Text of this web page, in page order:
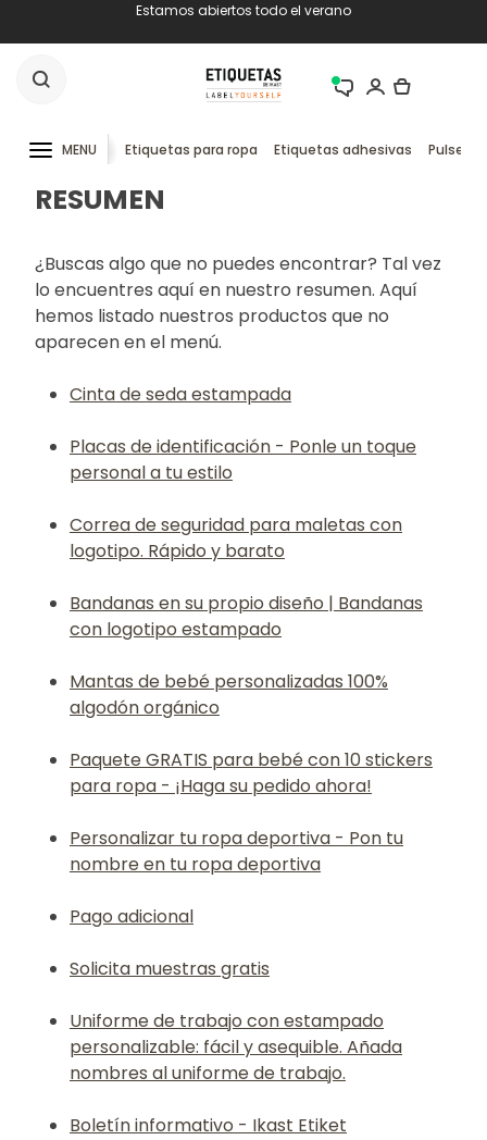
Estamos abiertos todo el verano
MENU Etiquetas para ropa Etiquetas adhesivas
RESUMEN
¿Buscas algo que no puedes encontrar? Tal vez
lo encuentres aquí en nuestro resumen. Aquí
hemos listado nuestros productos que no
aparecen en el menú.
Cinta de seda estampada
Placas de identificación - Ponle un toque
personal a tu estilo
Correa de seguridad para maletas con
logotipo. Rápido y barato
Bandanas en su propio diseño | Bandanas
con logotipo estampado
Mantas de bebé personalizadas 100%
algodón orgánico
Paquete GRATIS para bebé con 10 stickers
para ropa - ¡Haga su pedido ahora!
Personalizar tu ropa deportiva - Pon tu
nombre en tu ropa deportiva
Pago adicional
Solicita muestras gratis
Uniforme de trabajo con estampado
personalizable: fácil y asequible. Añada
nombres al uniforme de trabajo.
Boletín informativo - Ikast Etiket